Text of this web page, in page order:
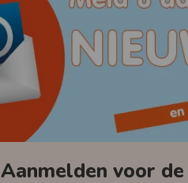
Aanmelden voor